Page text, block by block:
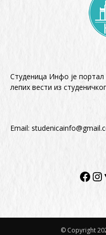
Студеница Инфо је портал
лепих вести из
Email:
© Copyright